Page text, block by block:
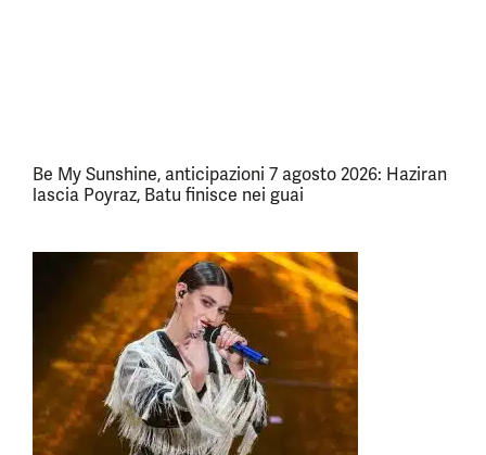
Be My Sunshine, anticipazioni 7 agosto 2026: Haziran
lascia Poyraz, Batu finisce nei guai